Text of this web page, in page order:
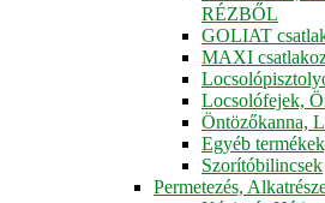
RÉZBŐL
GOLIAT
MAXI
Locsolófejek,
Öntözőkanna,
Egyéb
Szorítóbilincsek
Permetezés,